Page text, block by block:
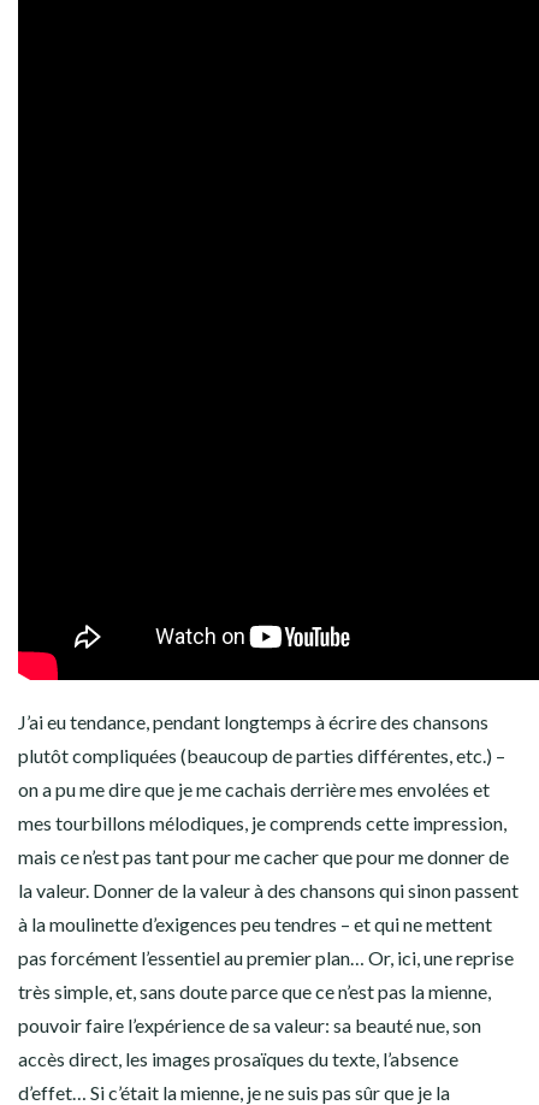
J’ai eu tendance, pendant longtemps à écrire des chansons
plutôt compliquées (beaucoup de parties différentes, etc.) –
on a pu me dire que je me cachais derrière mes envolées et
mes tourbillons mélodiques, je comprends cette impression,
mais ce n’est pas tant pour me cacher que pour me donner de
la valeur. Donner de la valeur à des chansons qui sinon passent
à la moulinette d’exigences peu tendres – et qui ne mettent
pas forcément l’essentiel au premier plan… Or, ici, une reprise
très simple, et, sans doute parce que ce n’est pas la mienne,
pouvoir faire l’expérience de sa valeur: sa beauté nue, son
accès direct, les images prosaïques du texte, l’absence
d’effet… Si c’était la mienne, je ne suis pas sûr que je la